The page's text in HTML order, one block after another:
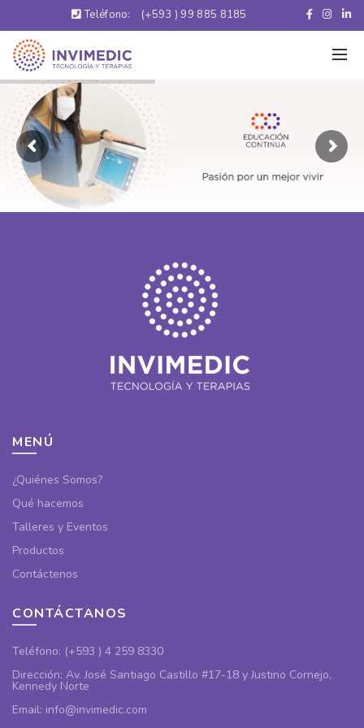
Teléfono: (+593 ) 99 885 8185
MENÚ
¿Quiénes Somos?
Qué hacemos
Talleres y Eventos
Productos
Contáctenos
CONTÁCTANOS
Teléfono: (+593 ) 4 259 8330
Dirección: Av. José Santiago Castillo #17-18 y Justino Cornejo,
Kennedy Norte
Email: info@invimedic.com